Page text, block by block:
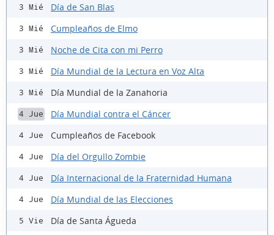
3 Mié Día de San Blas
3 Mié Cumpleaños de Elmo
3 Mié Noche de Cita con mi Perro
3 Mié Día Mundial de la Lectura en Voz Alta
3 Mié Día Mundial de la Zanahoria
4 Jue Día Mundial contra el Cáncer
4 Jue Cumpleaños de Facebook
4 Jue Día del Orgullo Zombie
4 Jue Día Internacional de la Fraternidad Humana
4 Jue Día Mundial de las Elecciones
5 Vie Día de Santa Águeda